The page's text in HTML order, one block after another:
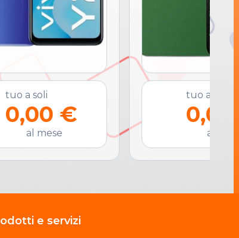
tuo a soli
0,00
al mese
tuo a soli
0,00 €
al mese
e servizi